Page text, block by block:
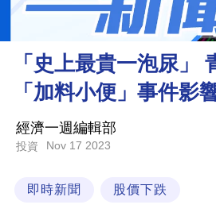
市
財
商
業
科
「史上最貴一泡尿」
「加料小便」事件影
經濟一週編輯部
投資 Nov 17 2023
即時新聞 股價下跌